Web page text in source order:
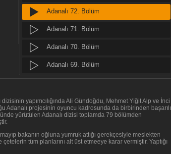
Doğanın Kanunu
9. Bölüm
MasterChef Türkiye 2026
Altı Üstü İstanbul
Adanalı 72. Bölüm
Adanalı 71. Bölüm
Adanalı 70. Bölüm
Adanalı 69. Bölüm
Adanalı 67. Bölüm
Adanalı 66. Bölüm
Adanalı 65. Bölüm
yapımcılığında Ali Gündoğdu, Mehmet Yiğit Alp ve İnci
Adanalı projesinin oyuncu kadrosunda da birbirinden başarılı
yürütülen Adanalı dizisi toplamda 79 bölümden
bakanın oğluna yumruk attığı gerekçesiyle meslekten
tüm planlarını alt üst etmeeye karar vermiştir. Yaptığı